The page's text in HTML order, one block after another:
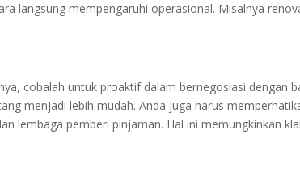
langsung mempengaruhi operasional. Misalnya
cobalah untuk proaktif dalam bernegosiasi dengan
menjadi lebih mudah. Anda juga harus
lembaga pemberi pinjaman. Hal ini memungkinkan